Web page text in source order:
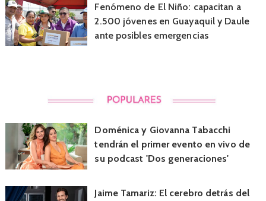
Fenómeno de El Niño: capacitan a
2.500 jóvenes en Guayaquil y Daule
ante posibles emergencias
Doménica y Giovanna Tabacchi
tendrán el primer evento en vivo de
su podcast 'Dos generaciones'
Jaime Tamariz: El cerebro detrás del